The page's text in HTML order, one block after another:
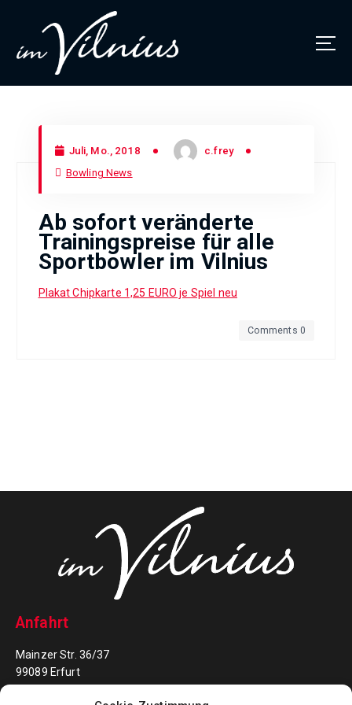
Thüringens größtes Bowlingcenter
Juli, Mo., 2018
c.frey
Bowling News
Ab sofort veränderte
Trainingspreise für alle
Sportbowler im Vilnius
Plakat Chipkarte 1,25 EURO je Spiel neu
Comments 0
Anfahrt
Mainzer Str. 36/37
99089 Erfurt